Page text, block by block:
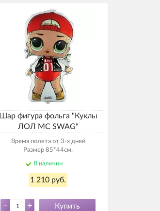
Шар фигура фольга "Куклы
ЛОЛ MC SWAG"
Время полета от 3-х дней
Размер 85*44см.
В наличии
1 210 руб.
- + Купить